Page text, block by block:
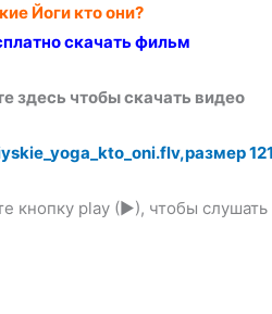
Йоги кто они?
скачать фильм
здесь чтобы скачать видео
кнопку play (►), чтобы